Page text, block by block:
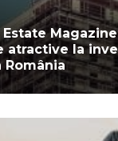
atractive la